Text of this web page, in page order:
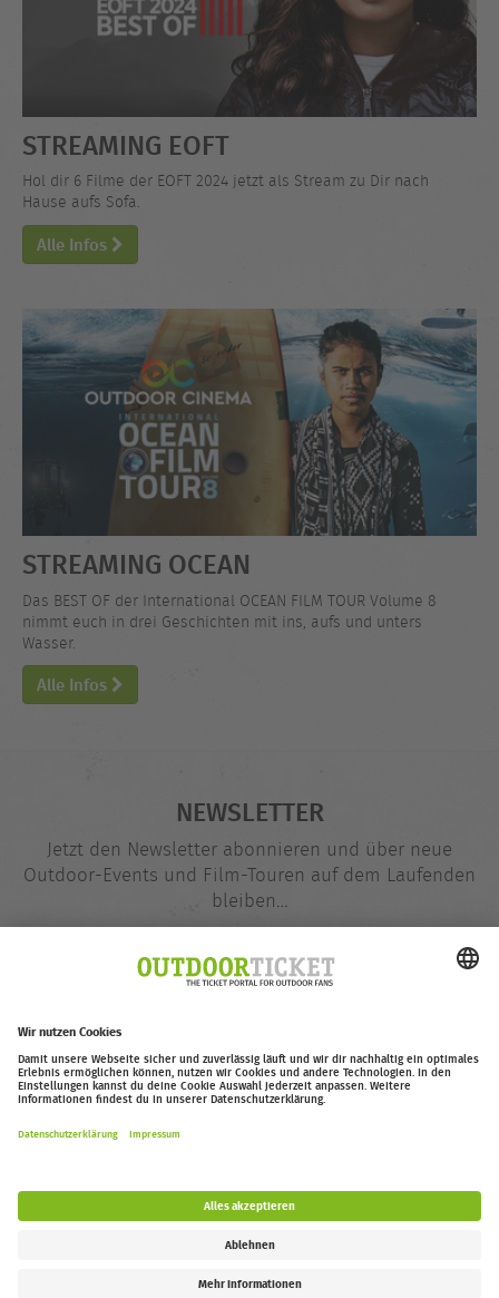
STREAMING EOFT
Hol dir 6 Filme der EOFT 2024 jetzt als Stream zu Dir nach
Hause aufs Sofa.
Alle Infos
STREAMING OCEAN
Das BEST OF der International OCEAN FILM TOUR Volume 8
nimmt euch in drei Geschichten mit ins, aufs und unters
Wasser.
Alle Infos
NEWSLETTER
Jetzt den Newsletter abonnieren und über neue
Outdoor-Events und Film-Touren auf dem Laufenden
bleiben…
Mail-
Adresse
outdoor-ticket.net– Ein Projekt von
Barrierefreiheitserklärung
Follow us: